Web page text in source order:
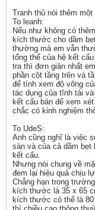
Tranh thủ nói thêm
To leanh:
Nếu như không có
kích thước cho dầm
thường mà em vẫn
tổng thể của hệ kết
tra thì đơn giản nhất
phần cột tầng trên và
để tính xem độ võng
tác dụng của tĩnh tải
kết cấu bản để xem
chắc có kinh nghiệm
To UdeS:
Anh cũng nghĩ là việc
sàn và của cả dầm
kết cấu.
Nhưng nói chung về
đem lại hiệu quả chịu
Chẳng hạn trong
kích thước là 35 x 65
kích thước có thể là